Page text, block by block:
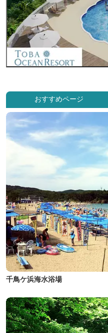
おすすめページ
千鳥ケ浜海水浴場